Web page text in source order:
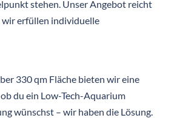
stehen. Unser Angebot reicht
erfüllen individuelle
330 qm Fläche bieten wir eine
du ein Low-Tech-Aquarium
wünschst – wir haben die Lösung.